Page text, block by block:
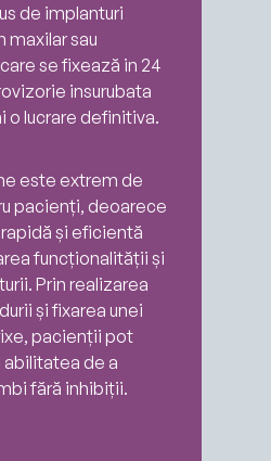
de implanturi
maxilar sau
se fixează in 24
insurubata
o lucrare definitiva.
este extrem de
pacienți, deoarece
și eficientă
funcționalității și
Prin realizarea
și fixarea unei
pacienții pot
de a
fără inhibiții.